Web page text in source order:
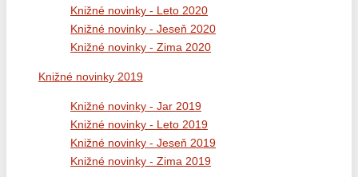
Knižné novinky - Leto 2020
Knižné novinky - Jeseň 2020
Knižné novinky - Zima 2020
Knižné novinky 2019
Knižné novinky - Jar 2019
Knižné novinky - Leto 2019
Knižné novinky - Jeseň 2019
Knižné novinky - Zima 2019